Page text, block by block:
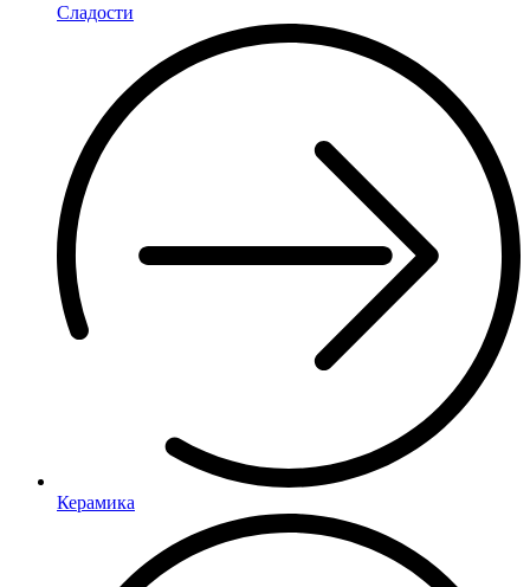
Сладости
Керамика